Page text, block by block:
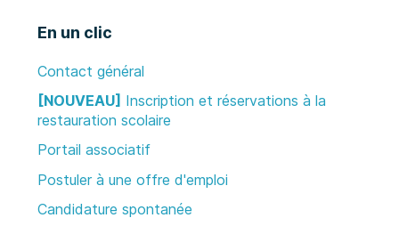
En un clic
Contact général
[NOUVEAU] Inscription et réservations à la
restauration scolaire
Portail associatif
Postuler à une offre d'emploi
Candidature spontanée